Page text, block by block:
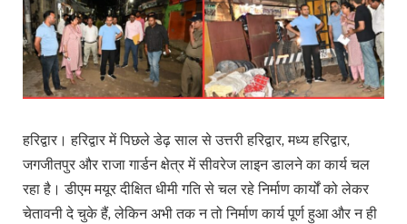
हरिद्वार। हरिद्वार में पिछले डेढ़ साल से उत्तरी हरिद्वार, मध्य हरिद्वार,
जगजीतपुर और राजा गार्डन क्षेत्र में सीवरेज लाइन डालने का कार्य चल
रहा है। डीएम मयूर दीक्षित धीमी गति से चल रहे निर्माण कार्यों को लेकर
चेतावनी दे चुके हैं, लेकिन अभी तक न तो निर्माण कार्य पूर्ण हुआ और न ही